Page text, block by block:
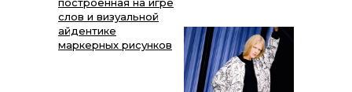
слов и визуальной
айдентике
маркерных рисунков